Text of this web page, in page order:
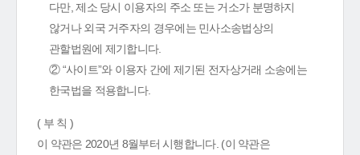
다만, 제소 당시 이용자의 주소 또는 거소가 분명하지
않거나 외국 거주자의 경우에는 민사소송법상의
관할법원에 제기합니다.
② “사이트”와 이용자 간에 제기된 전자상거래 소송에는
한국법을 적용합니다.
( 부 칙 )
이 약관은 2020년 8월부터 시행합니다. (이 약관은